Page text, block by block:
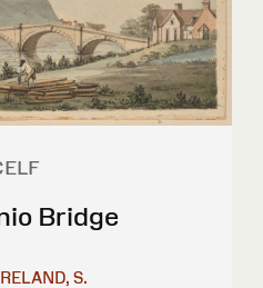
Bridge
S.